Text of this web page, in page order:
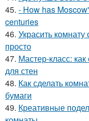
45. - How has
centuries
46. Украсить
просто
47. Мастер-класс:
для стен
48. Как сделать
бумаги
49. Креативные